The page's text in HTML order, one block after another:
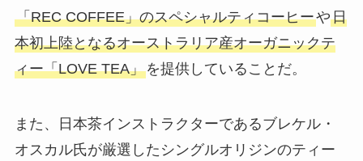
「REC COFFEE」のスペシャルティコーヒーや日
本初上陸となるオーストラリア産オーガニックテ
ィー「LOVE TEA」を提供していることだ。
また、日本茶インストラクターであるブレケル・
オスカル氏が厳選した シングルオリジンのティー